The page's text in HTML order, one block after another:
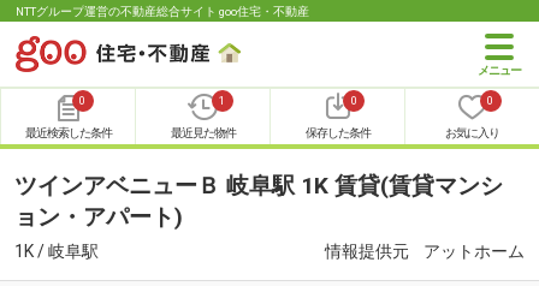
NTTグループ運営の不動産総合サイト goo住宅・不動産
0
最近検索した条件
1
最近見た物件
0
保存した条件
0
お気に入り
ツインアベニューＢ 岐阜駅 1K 賃貸(賃貸マンシ
ョン・アパート)
1K / 岐阜駅 情報提供元 アットホーム